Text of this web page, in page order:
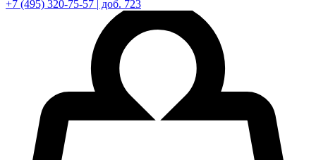
+7 (495) 320-75-57 | доб. 723